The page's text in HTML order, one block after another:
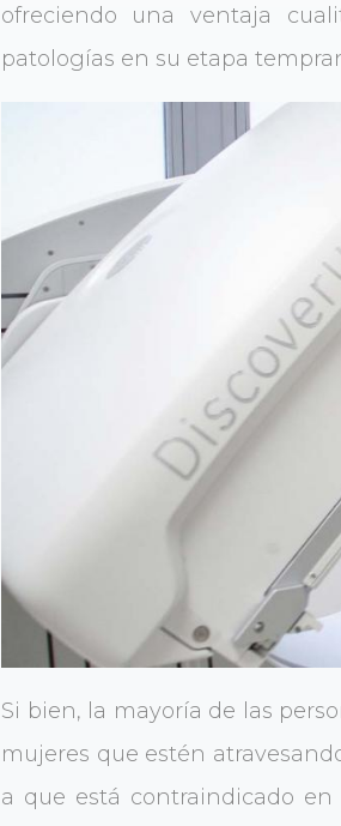
ofreciendo una ventaja
patologías en su etapa
Si bien, la mayoría de las
mujeres que estén
a que está contraindicado